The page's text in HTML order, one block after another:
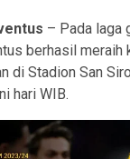
– Pada laga
berhasil meraih
di Stadion San
hari WIB.